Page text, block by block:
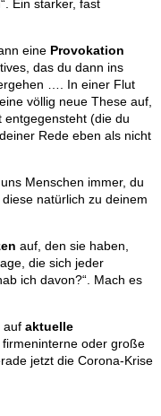
Ein starker, fast
eine Provokation
das du dann ins
…. In einer Flut
völlig neue These auf,
(die du
Rede eben als nicht
Menschen immer, du
natürlich zu deinem
auf, den sie haben,
die sich jeder
ich davon?“. Mach es
auf aktuelle
oder große
jetzt die Corona-Krise